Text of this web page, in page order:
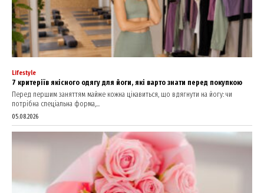
Lifestyle
7 критеріїв якісного одягу для йоги, які варто знати перед покупкою
Перед першим заняттям майже кожна цікавиться, що вдягнути на йогу: чи
потрібна спеціальна форма,...
05.08.2026